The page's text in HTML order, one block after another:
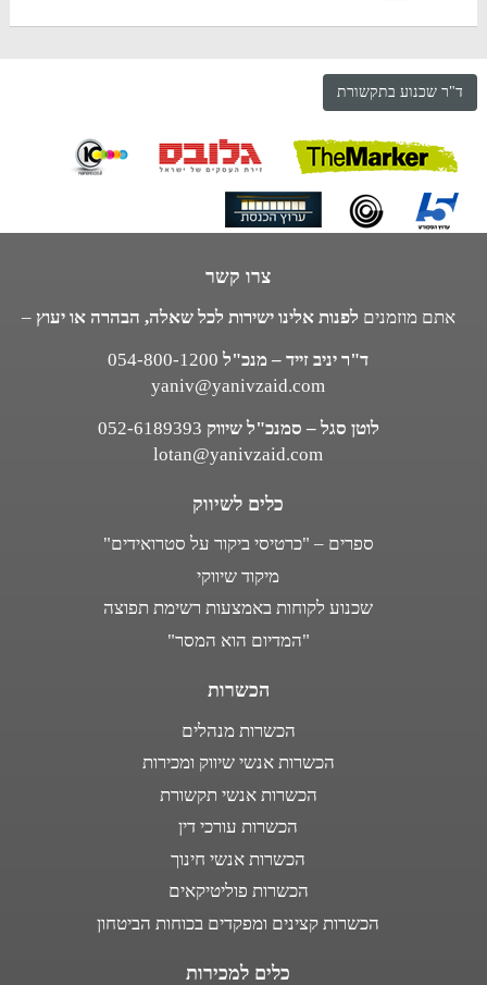
ד"ר שכנוע בתקשורת
צרו קשר
אתם מוזמנים לפנות אלינו ישירות לכל שאלה, הבהרה או יעוץ –
ד"ר יניב זייד – מנכ"ל 054-800-1200
yaniv@yanivzaid.com
לוטן סגל – סמנכ"ל שיווק 052-6189393
lotan@yanivzaid.com
כלים לשיווק
ספרים – "כרטיסי ביקור על סטרואידים"
מיקוד שיווקי
שכנוע לקוחות באמצעות רשימת תפוצה
"המדיום הוא המסר"
הכשרות
הכשרות מנהלים
הכשרות אנשי שיווק ומכירות
הכשרות אנשי תקשורת
הכשרות עורכי דין
הכשרות אנשי חינוך
הכשרות פוליטיקאים
הכשרות קצינים ומפקדים בכוחות הביטחון
כלים למכירות